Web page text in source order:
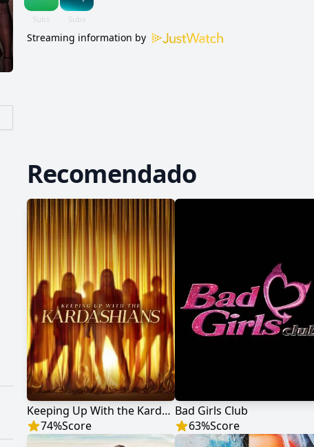
Streaming information by
Recomendado
Keeping Up With the Kardashians
74%Score
Bad Girls Club
63%Score